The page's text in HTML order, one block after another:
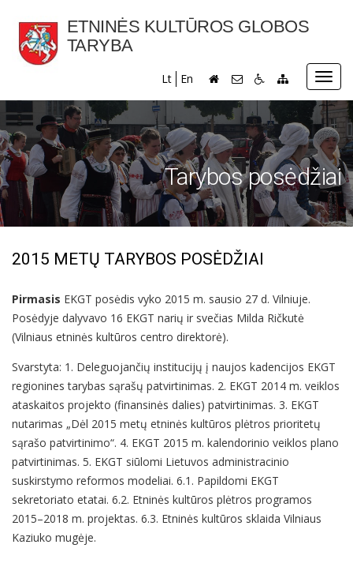
ETNINĖS KULTŪROS GLOBOS
TARYBA
Lt En
Tarybos posėdžiai
2015 METŲ TARYBOS POSĖDŽIAI
Pirmasis EKGT posėdis vyko 2015 m. sausio 27 d. Vilniuje.
Posėdyje dalyvavo 16 EKGT narių ir svečias Milda Ričkutė
(Vilniaus etninės kultūros centro direktorė).
Svarstyta: 1. Deleguojančių institucijų į naujos kadencijos EKGT
regionines tarybas sąrašų patvirtinimas. 2. EKGT 2014 m. veiklos
ataskaitos projekto (finansinės dalies) patvirtinimas. 3. EKGT
nutarimas „Dėl 2015 metų etninės kultūros plėtros prioritetų
sąrašo patvirtinimo“. 4. EKGT 2015 m. kalendorinio veiklos plano
patvirtinimas. 5. EKGT siūlomi Lietuvos administracinio
suskirstymo reformos modeliai. 6.1. Papildomi EKGT
sekretoriato etatai. 6.2. Etninės kultūros plėtros programos
2015–2018 m. projektas. 6.3. Etninės kultūros sklaida Vilniaus
Kaziuko mugėje.